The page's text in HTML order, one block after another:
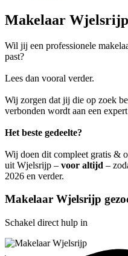
Makelaar Wjelsrijp
Wil jij een professionele
past?
Lees dan vooral verder.
Wij zorgen dat jij die op zoek
verbonden wordt aan een
Het beste gedeelte?
Wij doen dit compleet gratis &
uit Wjelsrijp – voor altijd –
2026 en verder.
Makelaar Wjelsrijp
Schakel direct hulp in